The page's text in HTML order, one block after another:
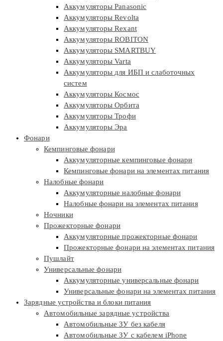
Аккумуляторы Panasonic
Аккумуляторы Revolta
Аккумуляторы Rexant
Аккумуляторы ROBITON
Аккумуляторы SMARTBUY
Аккумуляторы Varta
Аккумуляторы для ИБП и слаботочных
систем
Аккумуляторы Космос
Аккумуляторы Орбита
Аккумуляторы Трофи
Аккумуляторы Эра
Фонари
Кемпинговые фонари
Аккумуляторные кемпинговые фонари
Кемпинговые фонари на элементах питания
Налобные фонари
Аккумуляторные налобные фонари
Налобные фонари на элементах питания
Ночники
Прожекторные фонари
Аккумуляторные прожекторные фонари
Прожекторные фонари на элементах питания
Пушлайт
Универсальные фонари
Аккумуляторные универсальные фонари
Универсальные фонари на элементах питания
Зарядные устройства и блоки питания
Автомобильные зарядные устройства
Автомобильные ЗУ без кабеля
Автомобильные ЗУ с кабелем iPhone